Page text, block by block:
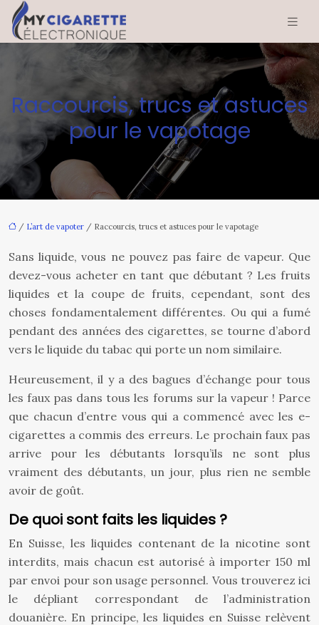
Raccourcis, trucs et astuces
pour le vapotage
/ L’art de vapoter / Raccourcis, trucs et astuces pour le vapotage
Sans liquide, vous ne pouvez pas faire de vapeur. Que
devez-vous acheter en tant que débutant ? Les fruits
liquides et la coupe de fruits, cependant, sont des
choses fondamentalement différentes. Ou qui a fumé
pendant des années des cigarettes, se tourne d’abord
vers le liquide du tabac qui porte un nom similaire.
Heureusement, il y a des bagues d’échange pour tous
les faux pas dans tous les forums sur la vapeur ! Parce
que chacun d’entre vous qui a commencé avec les e-
cigarettes a commis des erreurs. Le prochain faux pas
arrive pour les débutants lorsqu’ils ne sont plus
vraiment des débutants, un jour, plus rien ne semble
avoir de goût.
De quoi sont faits les liquides ?
En Suisse, les liquides contenant de la nicotine sont
interdits, mais chacun est autorisé à importer 150 ml
par envoi pour son usage personnel. Vous trouverez ici
le dépliant correspondant de l’administration
douanière. En principe, les liquides en Suisse relèvent